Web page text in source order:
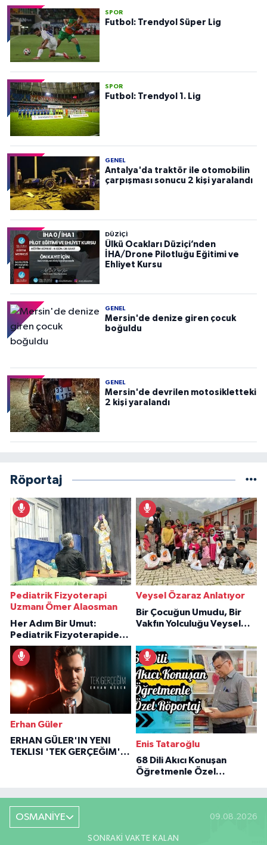
SPOR
Futbol: Trendyol Süper Lig
SPOR
Futbol: Trendyol 1. Lig
GENEL
Antalya'da traktör ile otomobilin
çarpışması sonucu 2 kişi yaralandı
DÜZIÇI
Ülkü Ocakları Düziçi’nden
İHA/Drone Pilotluğu Eğitimi ve
Ehliyet Kursu
GENEL
Mersin'de denize giren çocuk
boğuldu
GENEL
Mersin'de devrilen motosikletteki
2 kişi yaralandı
Röportaj
Pediatrik Fizyoterapi
Uzmanı Ömer Alaosman
Her Adım Bir Umut:
Pediatrik Fizyoterapiden
İlham Veren Hikâyeler
Veysel Özaraz Anlatıyor
Bir Çocuğun Umudu, Bir
Vakfın Yolculuğu Veysel
Erhan Güler
ERHAN GÜLER'IN YENI
TEKLISI 'TEK GERÇEĞIM'LE
Enis Tataroğlu
68 Dili Akıcı Konuşan
Öğretmenle Özel
OSMANİYE 09.08.2026
SONRAKI VAKTE KALAN